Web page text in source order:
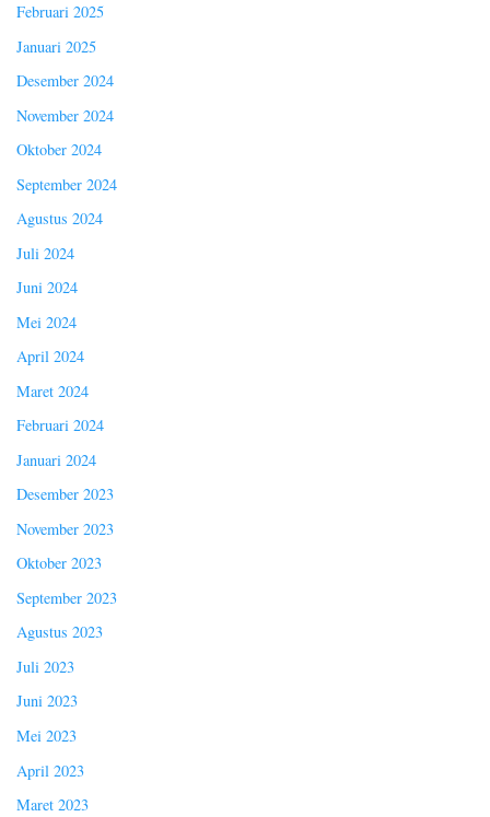
Februari 2025
Januari 2025
Desember 2024
November 2024
Oktober 2024
September 2024
Agustus 2024
Juli 2024
Juni 2024
Mei 2024
April 2024
Maret 2024
Februari 2024
Januari 2024
Desember 2023
November 2023
Oktober 2023
September 2023
Agustus 2023
Juli 2023
Juni 2023
Mei 2023
April 2023
Maret 2023